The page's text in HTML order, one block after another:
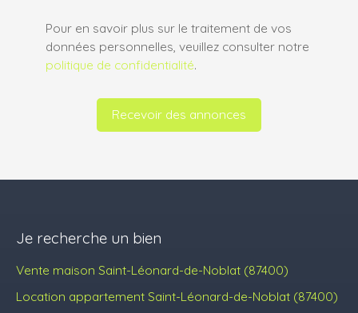
Pour en savoir plus sur le traitement de vos
données personnelles, veuillez consulter notre
politique de confidentialité.
Recevoir des annonces
Je recherche un bien
Vente maison Saint-Léonard-de-Noblat (87400)
Location appartement Saint-Léonard-de-Noblat (87400)